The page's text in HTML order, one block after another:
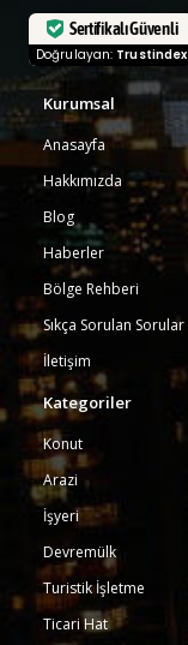
Sertifikalı Güvenli
Doğrulayan: Trustindex
Kurumsal
Anasayfa
Hakkımızda
Blog
Haberler
Bölge Rehberi
Sıkça Sorulan Sorular
İletişim
Kategoriler
Konut
Arazi
İşyeri
Devremülk
Turistik İşletme
Ticari Hat